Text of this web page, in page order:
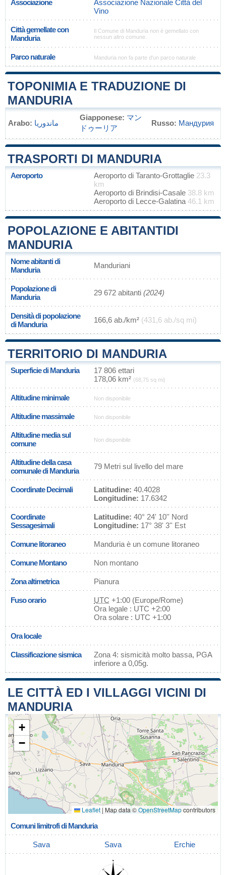
Associazione
Associazione Nazionale Città del
Vino
Città gemellate con
Manduria
Il Comune di Manduria non è gemellato con
nessun altro comune.
Parco naturale Manduria non fa parte d'un parco naturale
TOPONIMIA E TRADUZIONE DI
MANDURIA
Arabo: ماندوريا
Giapponese: マン
ドゥーリア
Russo: Мандурия
TRASPORTI DI MANDURIA
Aeroporto Aeroporto di Taranto-Grottaglie 23.3
km
Aeroporto di Brindisi-Casale 38.8 km
Aeroporto di Lecce-Galatina 46.1 km
POPOLAZIONE E ABITANTIDI
MANDURIA
Nome abitanti di
Manduria
Manduriani
Popolazione di
Manduria
29 672 abitanti (2024)
Densità di popolazione
di Manduria
166,6 ab./km² (431,6 ab./sq mi)
TERRITORIO DI MANDURIA
Superficie di Manduria
17 806 ettari
178,06 km² (68,75 sq mi)
Altitudine minimale Non disponibile
Altitudine massimale Non disponibile
Altitudine media sul
comune
Non disponibile
Altitudine della casa
comunale di Manduria
79 Metri sul livello del mare
Coordinate Decimali Latitudine: 40.4028
Longitudine: 17.6342
Coordinate
Sessagesimali
Latitudine: 40° 24' 10'' Nord
Longitudine: 17° 38' 3'' Est
Comune litoraneo Manduria è un comune litoraneo
Comune Montano Non montano
Zona altimetrica Pianura
Fuso orario UTC +1:00 (Europe/Rome)
Ora legale : UTC +2:00
Ora solare : UTC +1:00
Ora locale
Classificazione sismica
Zona 4: sismicità molto bassa, PGA
inferiore a 0,05g.
LE CITTÀ ED I VILLAGGI VICINI DI
MANDURIA
+
−
Leaflet | Map data ©OpenStreetMapcontributors
Comuni limitrofi di Manduria
Sava Sava Erchie